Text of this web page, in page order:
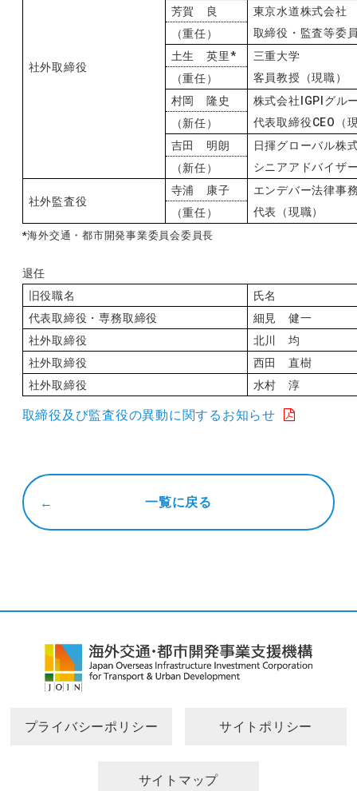
社外取締役
芳賀 良
東京水道株式会社
取締役・監査等委
（重任）
土生 英里*
三重大学
客員教授（現職）
（重任）
村岡 隆史
株式会社 IGPI グル
代表取締役CEO （
（新任）
吉田 明朗
日揮グローバル株
シニアアドバイザ
（新任）
社外監査役
寺浦 康子
エンデバー法律事
代表（現職）
（重任）
*海外交通・都市開発事業委員会委員長
退任
旧役職名
氏名
代表取締役・専務取締役
細見 健一
社外取締役
北川 均
社外取締役
西田 直樹
社外取締役
水村 淳
取締役及び監査役の異動に関するお知らせ
一覧に戻る
プライバシーポリシー サイトポリシー
サイトマップ